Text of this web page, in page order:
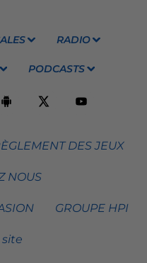
RADIO
PODCASTS
DES JEUX
NOUS
GROUPE HPI